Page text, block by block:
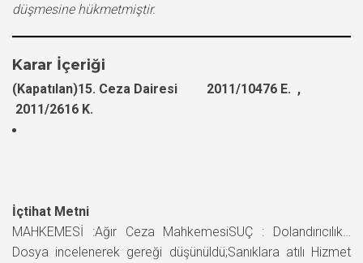
düşmesine hükmetmiştir.
Karar İçeriği
(Kapatılan)15. Ceza Dairesi 2011/10476 E. ,
2011/2616 K.
İçtihat Metni
MAHKEMESİ :Ağır Ceza MahkemesiSUÇ : Dolandırıcılık…
Dosya incelenerek gereği düşünüldü;Sanıklara atılı Hizmet